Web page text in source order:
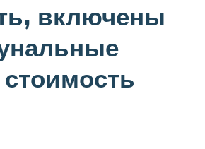
включены